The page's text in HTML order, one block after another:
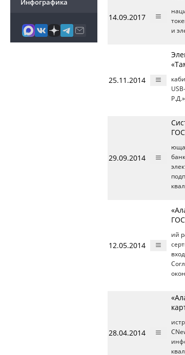
Инфографика
14.09.2017
и
25.11.2014
29.09.2014
12.05.2014
ий
28.04.2014